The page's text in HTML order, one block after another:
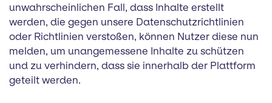
unwahrscheinlichen Fall, dass Inhalte erstellt
werden, die gegen unsere Datenschutzrichtlinien
oder Richtlinien verstoßen, können Nutzer diese nun
melden, um unangemessene Inhalte zu schützen
und zu verhindern, dass sie innerhalb der Plattform
geteilt werden.